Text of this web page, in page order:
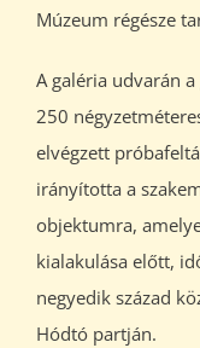
Múzeum régésze
A galéria udvarán
250
elvégzett
irányította a
objektumra,
kialakulása előtt,
negyedik század
Hódtó partján.